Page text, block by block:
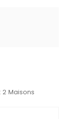
Maisons